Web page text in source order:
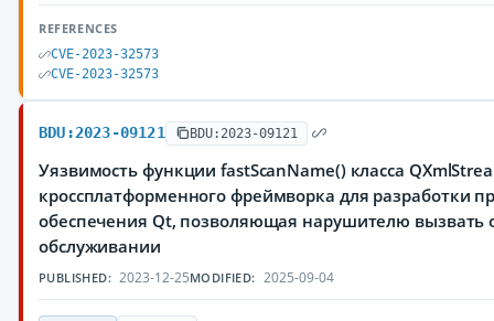
REFERENCES
CVE-2023-32573
CVE-2023-32573
BDU:2023-09121 BDU:2023-09121
Уязвимость функции fastScanName() класса
кроссплатформенного фреймворка для разработки
обеспечения Qt, позволяющая нарушителю вызвать
обслуживании
PUBLISHED: 2023-12-25MODIFIED: 2025-09-04